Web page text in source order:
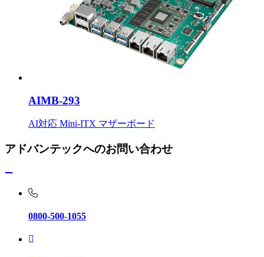
AIMB-293
AI対応 Mini-ITX マザーボード
アドバンテックへのお問い合わせ
0800-500-1055